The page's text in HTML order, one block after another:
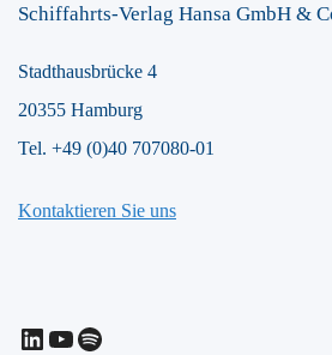
Schiffahrts-Verlag Hansa GmbH &
Stadthausbrücke 4
20355 Hamburg
Tel. +49 (0)40 707080-01
Kontaktieren Sie uns
LinkedIn
YouTube
Spotify